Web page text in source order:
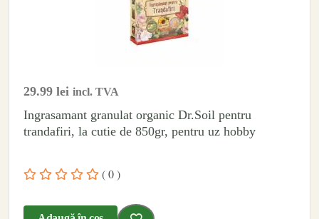
29.99 lei incl. TVA
Ingrasamant granulat organic Dr.Soil pentru
trandafiri, la cutie de 850gr, pentru uz hobby
( 0 )